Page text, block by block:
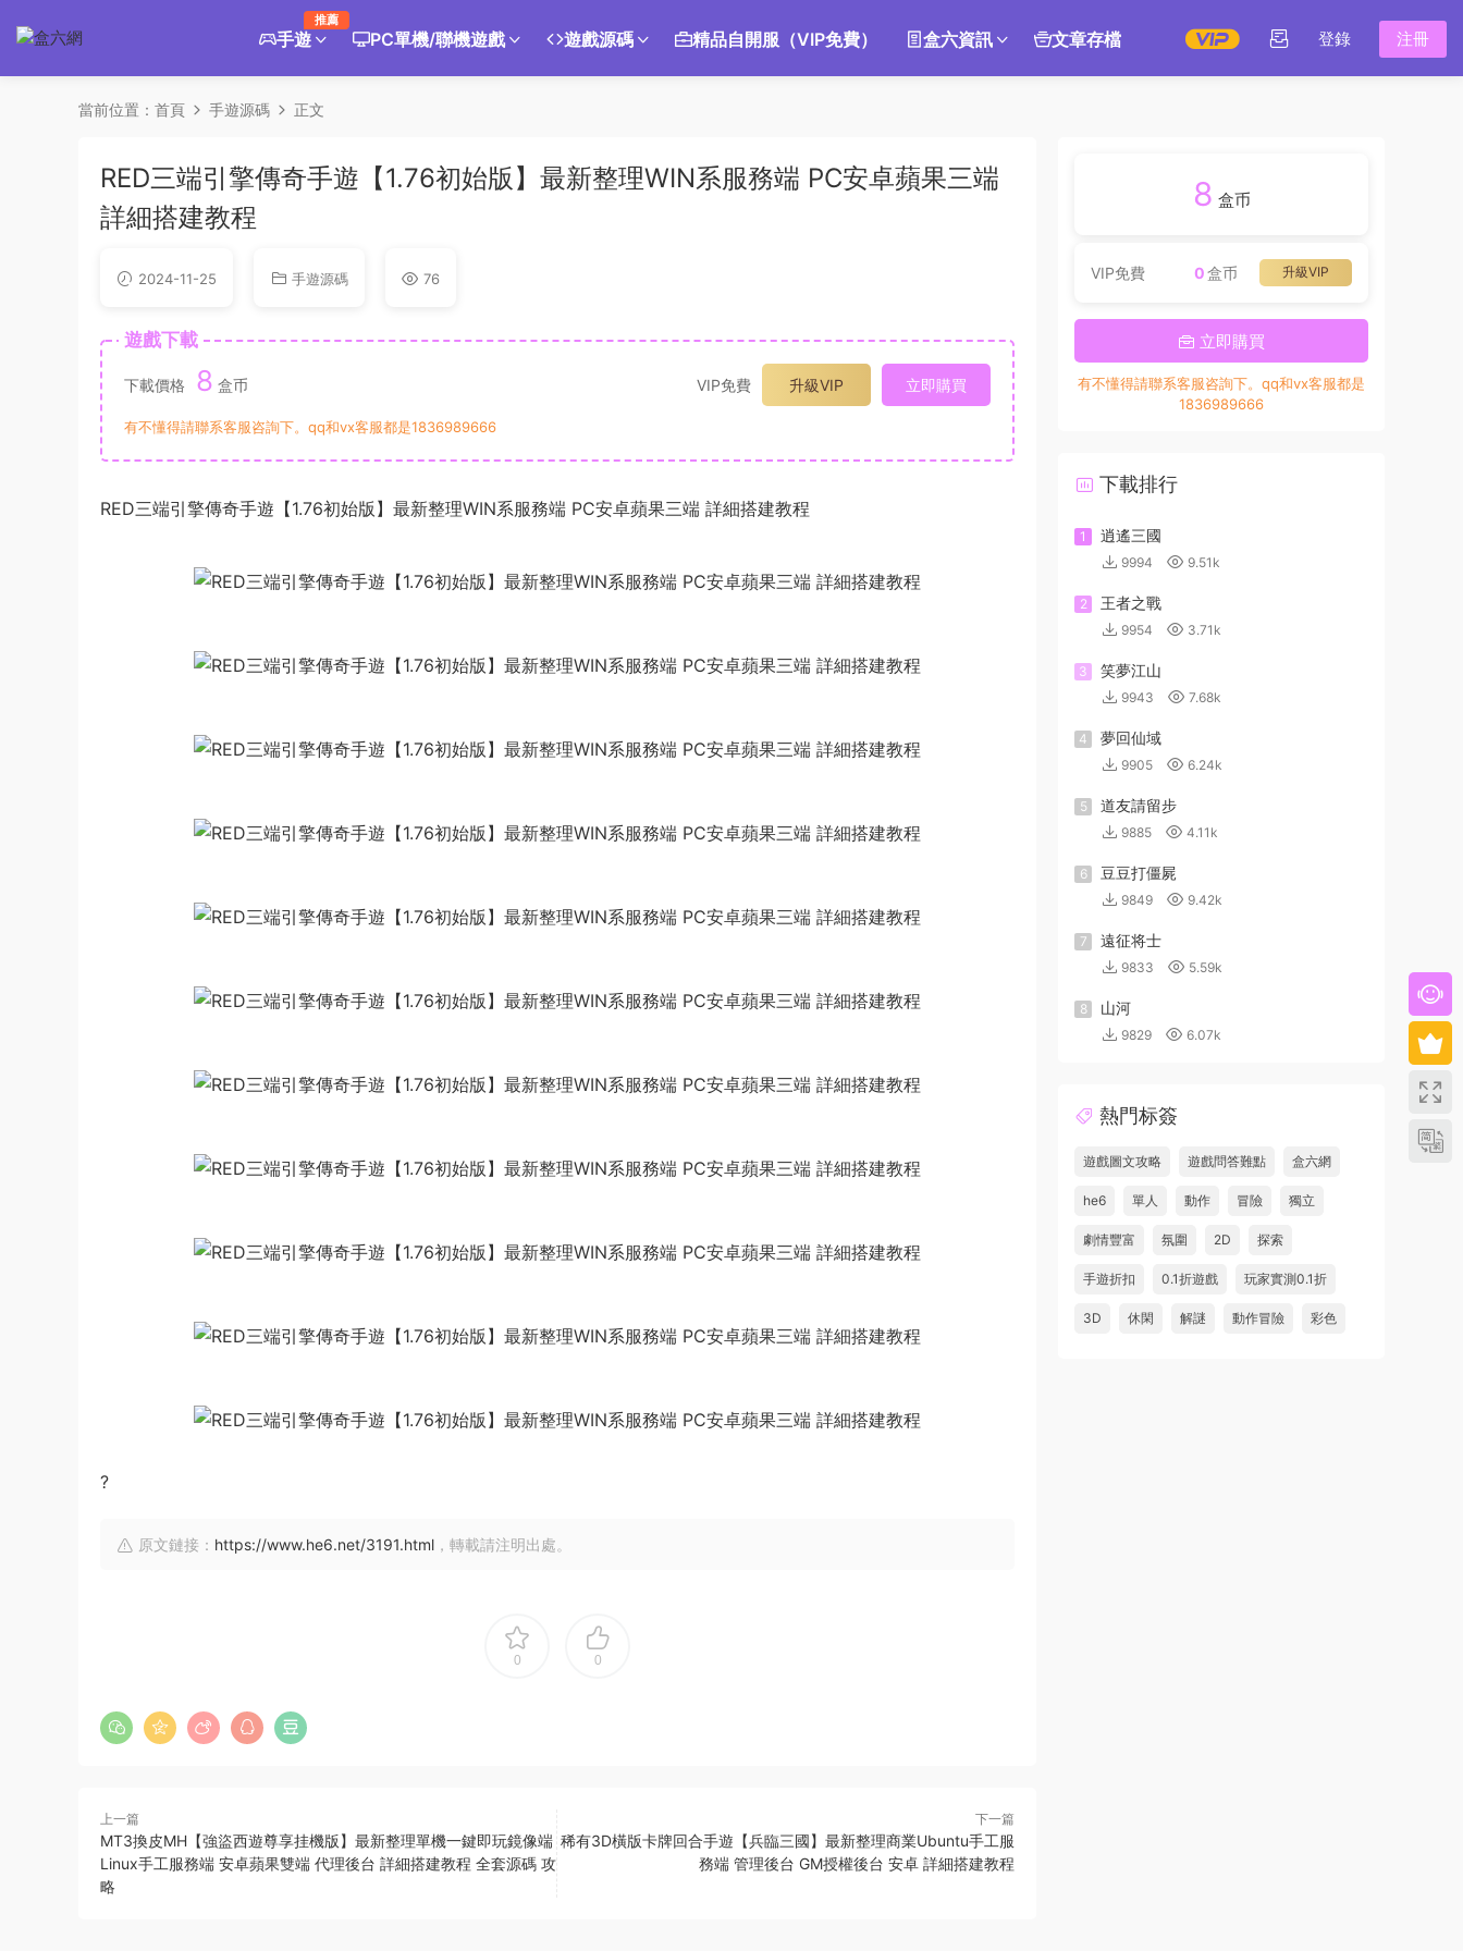
手遊
推薦
PC單機/聯機遊戲 遊戲源碼 精品自開服（VIP免費） 盒六資訊 文章存檔 登錄 注冊
當前位置： 首頁 手遊源碼 正文
RED三端引擎傳奇手遊【1.76初始版】最新整理WIN系服務端 PC安卓蘋果三端
詳細搭建教程
2024-11-25 手遊源碼 76
遊戲下載
下載價格 8 盒币 VIP免費 升級VIP 立即購買
有不懂得請聯系客服咨詢下。qq和vx客服都是1836989666
RED三端引擎傳奇手遊【1.76初始版】最新整理WIN系服務端 PC安卓蘋果三端 詳細搭建教程
?
原文鏈接： https://www.he6.net/3191.html ，轉載請注明出處。
0 0
上一篇
MT3換皮MH【強盜西遊尊享挂機版】最新整理單機一鍵即玩鏡像端
Linux手工服務端 安卓蘋果雙端 代理後台 詳細搭建教程 全套源碼 攻
略
下一篇
稀有3D橫版卡牌回合手遊【兵臨三國】最新整理商業Ubuntu手工服
務端 管理後台 GM授權後台 安卓 詳細搭建教程
8 盒币
VIP免費 升級VIP
0盒币
立即購買
有不懂得請聯系客服咨詢下。qq和vx客服都是
1836989666
下載排行
1 逍遙三國
9994 9.51k
2 王者之戰
9954 3.71k
3 笑夢江山
9943 7.68k
4 夢回仙域
9905 6.24k
5 道友請留步
9885 4.11k
6 豆豆打僵屍
9849 9.42k
7 遠征将士
9833 5.59k
8 山河
9829 6.07k
熱門标簽
遊戲圖文攻略 遊戲問答難點 盒六網
he6 單人 動作 冒險 獨立
劇情豐富 氛圍 2D 探索
手遊折扣 0.1折遊戲 玩家實測0.1折
3D 休閑 解謎 動作冒險 彩色